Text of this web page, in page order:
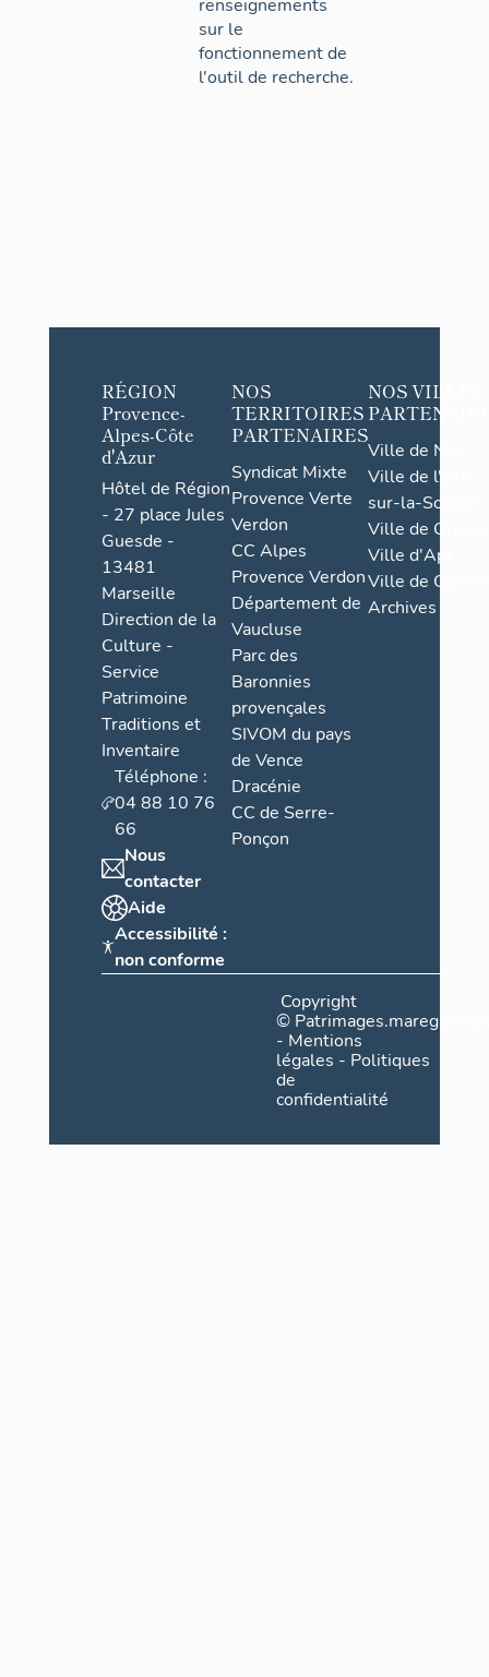
renseignements
sur le
fonctionnement de
l'outil de recherche.
RÉGION
Provence-
Alpes-Côte
d'Azur
Hôtel de Région
- 27 place Jules
Guesde -
13481
Marseille
Direction de la
Culture -
Service
Patrimoine
Traditions et
Inventaire
Téléphone :
04 88 10 76
66
Nous
contacter
Aide
Accessibilité :
non conforme
NOS
TERRITOIRES
PARTENAIRES
Syndicat Mixte
Provence Verte
Verdon
CC Alpes
Provence Verdon
Département de
Vaucluse
Parc des
Baronnies
provençales
SIVOM du pays
de Vence
Dracénie
CC de Serre-
Ponçon
NOS VILLES
Ville de Nice
Ville de l'Isle-
sur-la-Sorgue
Ville de Grasse
Ville d'Apt
Ville de
Archives
Copyright
©
- Mentions
légales - Politiques
de
confidentialité